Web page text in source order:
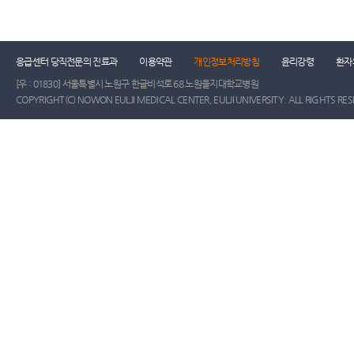
응급센터 당직전문의 진료과 이용약관 개인정보처리방침 윤리강령
환자
[우 : 01830] 서울특별시 노원구 한글비석로 68 노원을지대학교병원
COPYRIGHT(C) NOWON EULJI MEDICAL CENTER, EULJI UNIVERSITY. ALL RIGHTS